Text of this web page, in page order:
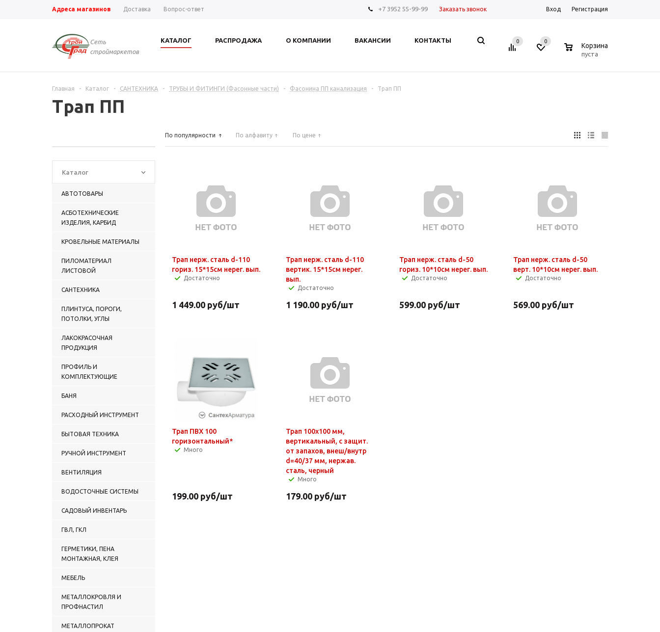
Адреса магазинов Доставка Вопрос-ответ +7 3952 55-99-99 Заказать звонок Вход Регистрация
Сеть
строймаркетов
КАТАЛОГ РАСПРОДАЖА О КОМПАНИИ ВАКАНСИИ КОНТАКТЫ 0 0
Корзина
пуста
Главная - Каталог - САНТЕХНИКА - ТРУБЫ И ФИТИНГИ (Фасонные части) - Фасонина ПП канализация - Трап ПП
Трап ПП
Каталог
АВТОТОВАРЫ
АСБОТЕХНИЧЕСКИЕ
ИЗДЕЛИЯ, КАРБИД
КРОВЕЛЬНЫЕ МАТЕРИАЛЫ
ПИЛОМАТЕРИАЛ
ЛИСТОВОЙ
САНТЕХНИКА
ПЛИНТУСА, ПОРОГИ,
ПОТОЛКИ, УГЛЫ
ЛАКОКРАСОЧНАЯ
ПРОДУКЦИЯ
ПРОФИЛЬ И
КОМПЛЕКТУЮЩИЕ
БАНЯ
РАСХОДНЫЙ ИНСТРУМЕНТ
БЫТОВАЯ ТЕХНИКА
РУЧНОЙ ИНСТРУМЕНТ
ВЕНТИЛЯЦИЯ
ВОДОСТОЧНЫЕ СИСТЕМЫ
САДОВЫЙ ИНВЕНТАРЬ
ГВЛ, ГКЛ
ГЕРМЕТИКИ, ПЕНА
МОНТАЖНАЯ, КЛЕЯ
МЕБЕЛЬ
МЕТАЛЛОКРОВЛЯ И
ПРОФНАСТИЛ
МЕТАЛЛОПРОКАТ
По популярности По алфавиту По цене
Трап нерж. сталь d-110
гориз. 15*15см нерег. вып.
Достаточно
1 449.00 руб/шт
Трап нерж. сталь d-110
вертик. 15*15см нерег.
вып.
Достаточно
1 190.00руб/шт
Трап нерж. сталь d-50
гориз. 10*10см нерег. вып.
Достаточно
599.00 руб/шт
Трап нерж. сталь d-50
верт. 10*10см нерег. вып.
Достаточно
569.00руб/шт
Трап ПВХ 100
горизонтальный*
Много
199.00 руб/шт
Трап 100х100 мм,
вертикальный, с защит.
от запахов, внеш/внутр
d=40/37 мм, нержав.
сталь, черный
Много
179.00руб/шт